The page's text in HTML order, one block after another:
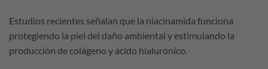
Estudios recientes señalan que la niacinamida funciona
protegiendo la piel del daño ambiental y estimulando la
producción de colágeno y ácido hialurónico.